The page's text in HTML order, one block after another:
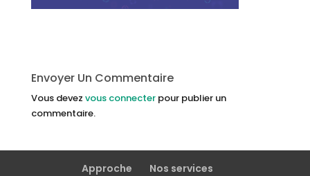
Envoyer Un Commentaire
Vous devez vous connecterpour publier un
commentaire.
Approche
Nos services